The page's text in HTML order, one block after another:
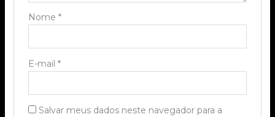
Nome *
E-mail *
Salvar meus dados neste navegador para a